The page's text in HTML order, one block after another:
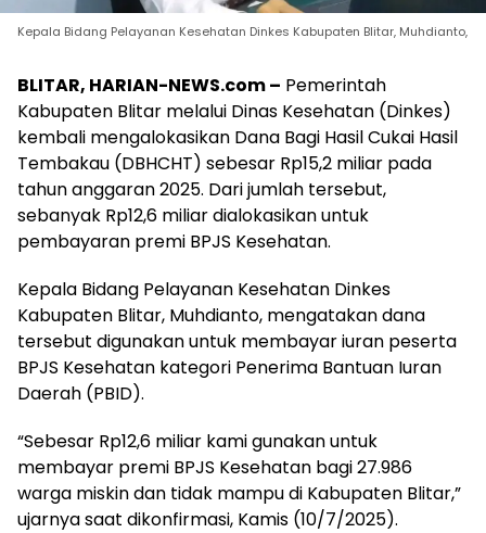
Kepala Bidang Pelayanan Kesehatan Dinkes Kabupaten Blitar, Muhdianto,
BLITAR, HARIAN-NEWS.com – Pemerintah
Kabupaten Blitar melalui Dinas Kesehatan (Dinkes)
kembali mengalokasikan Dana Bagi Hasil Cukai Hasil
Tembakau (DBHCHT) sebesar Rp15,2 miliar pada
tahun anggaran 2025. Dari jumlah tersebut,
sebanyak Rp12,6 miliar dialokasikan untuk
pembayaran premi BPJS Kesehatan.
Kepala Bidang Pelayanan Kesehatan Dinkes
Kabupaten Blitar, Muhdianto, mengatakan dana
tersebut digunakan untuk membayar iuran peserta
BPJS Kesehatan kategori Penerima Bantuan Iuran
Daerah (PBID).
“Sebesar Rp12,6 miliar kami gunakan untuk
membayar premi BPJS Kesehatan bagi 27.986
warga miskin dan tidak mampu di Kabupaten Blitar,”
ujarnya saat dikonfirmasi, Kamis (10/7/2025).